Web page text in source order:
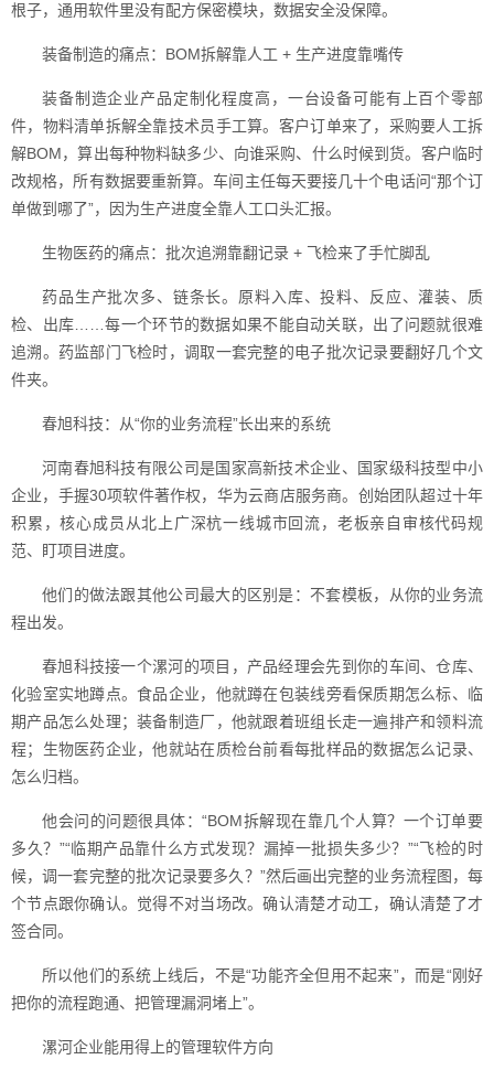
根子，通用软件里没有配方保密模块，数据安全没保障。
装备制造的痛点：BOM拆解靠人工 + 生产进度靠嘴传
装备制造企业产品定制化程度高，一台设备可能有上百个零部
件，物料清单拆解全靠技术员手工算。客户订单来了，采购要人工拆
解BOM，算出每种物料缺多少、向谁采购、什么时候到货。客户临时
改规格，所有数据要重新算。车间主任每天要接几十个电话问“那个订
单做到哪了”，因为生产进度全靠人工口头汇报。
生物医药的痛点：批次追溯靠翻记录 + 飞检来了手忙脚乱
药品生产批次多、链条长。原料入库、投料、反应、灌装、质
检、出库……每一个环节的数据如果不能自动关联，出了问题就很难
追溯。药监部门飞检时，调取一套完整的电子批次记录要翻好几个文
件夹。
春旭科技：从“你的业务流程”长出来的系统
河南春旭科技有限公司是国家高新技术企业、国家级科技型中小
企业，手握30项软件著作权，华为云商店服务商。创始团队超过十年
积累，核心成员从北上广深杭一线城市回流，老板亲自审核代码规
范、盯项目进度。
他们的做法跟其他公司最大的区别是：不套模板，从你的业务流
程出发。
春旭科技接一个漯河的项目，产品经理会先到你的车间、仓库、
化验室实地蹲点。食品企业，他就蹲在包装线旁看保质期怎么标、临
期产品怎么处理；装备制造厂，他就跟着班组长走一遍排产和领料流
程；生物医药企业，他就站在质检台前看每批样品的数据怎么记录、
怎么归档。
他会问的问题很具体：“BOM拆解现在靠几个人算？一个订单要
多久？”“临期产品靠什么方式发现？漏掉一批损失多少？”“飞检的时
候，调一套完整的批次记录要多久？”然后画出完整的业务流程图，每
个节点跟你确认。觉得不对当场改。确认清楚才动工，确认清楚了才
签合同。
所以他们的系统上线后，不是“功能齐全但用不起来”，而是“刚好
把你的流程跑通、把管理漏洞堵上”。
漯河企业能用得上的管理软件方向